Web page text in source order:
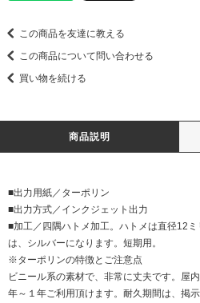
この商品を友達に教える
この商品について問い合わせる
買い物を続ける
商品説明
■出力用紙／ターポリン
■出力方式／インクジェット出力
■加工／四隅ハトメ加工。ハトメは直径12
は、シルバーになります。短期用。
※ターポリンの特徴とご注意点
ビニール系の素材で、非常に丈夫です。屋
年～１年ご利用頂けます。耐久期間は、掲